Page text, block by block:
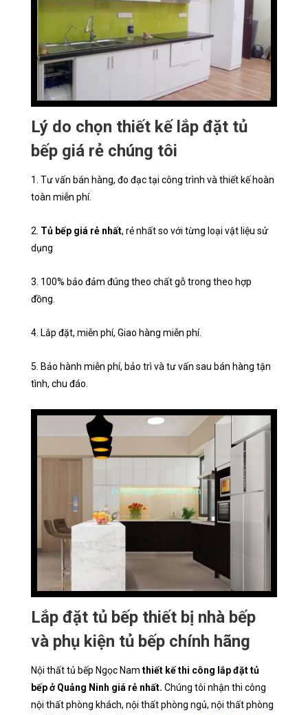
Lý do chọn thiết kế lắp đặt tủ
bếp giá rẻ chúng tôi
1. Tư vấn bán hàng, đo đạc tại công trình và thiết kế hoàn
toàn miễn phí.
2. Tủ bếp giá rẻ nhất, rẻ nhất so với từng loại vật liệu sử
dụng
3. 100% bảo đảm đúng theo chất gỗ trong theo hợp
đồng.
4. Lắp đặt, miễn phí, Giao hàng miễn phí.
5. Bảo hành miễn phí, bảo trì và tư vấn sau bán hàng tận
tình, chu đáo.
Lắp đặt tủ bếp thiết bị nhà bếp
và phụ kiện tủ bếp chính hãng
Nội thất tủ bếp Ngọc Nam thiết kế thi công lắp đặt tủ
bếp ở Quảng Ninh giá rẻ nhất. Chúng tôi nhận thi công
nội thất phòng khách, nội thất phòng ngủ, nội thất phòng